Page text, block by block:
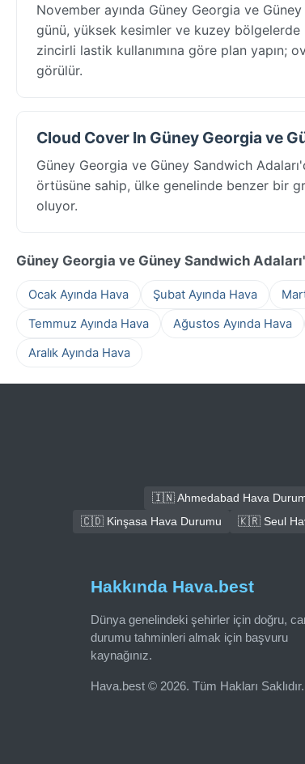
November ayında Güney Georgia ve
günü, yüksek kesimler ve kuzey bölgelerde
zincirli lastik kullanımına göre plan yapın;
görülür.
Cloud Cover In Güney Georgia ve
Güney Georgia ve Güney Sandwich
örtüsüne sahip, ülke genelinde benzer bir gri
oluyor.
Güney Georgia ve Güney Sandwich
Ocak Ayında Hava Şubat Ayında Hava
Temmuz Ayında Hava
Ağustos Ayında Hava
Aralık Ayında Hava
🇮🇳 Ahmedabad Hava
🇨🇩 Kinşasa Hava Durumu
🇰🇷 Seul
Hakkında Hava.best
Dünya genelindeki şehirler için doğru,
durumu tahminleri almak için başvuru
kaynağınız.
Hava.best © 2026. Tüm Hakları Saklıdır.